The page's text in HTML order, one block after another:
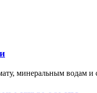
минеральным водам